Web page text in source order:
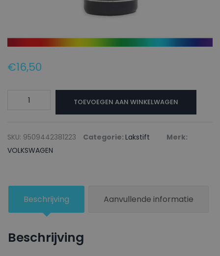
€16,50
VOLKSWAGEN
ANTHRAZIT
-
TOEVOEGEN AAN WINKELWAGEN
SKU: 9509442381223 Categorie: Lakstift
Merk:
VOLKSWAGEN
Beschrijving Aanvullende informatie
Beschrijving